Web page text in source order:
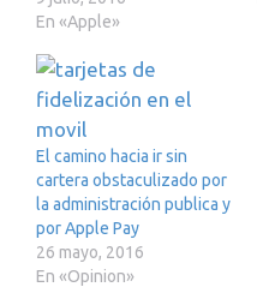
En «Apple»
El camino hacia ir sin
cartera obstaculizado por
la administración publica y
por Apple Pay
26 mayo, 2016
En «Opinion»